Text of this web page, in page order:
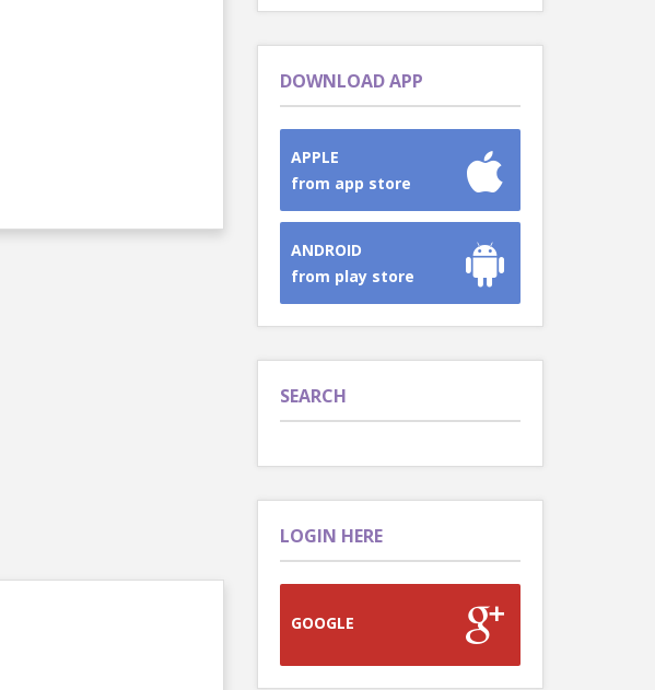
DOWNLOAD APP
APPLE
from app store
ANDROID
from play store
SEARCH
LOGIN HERE
GOOGLE